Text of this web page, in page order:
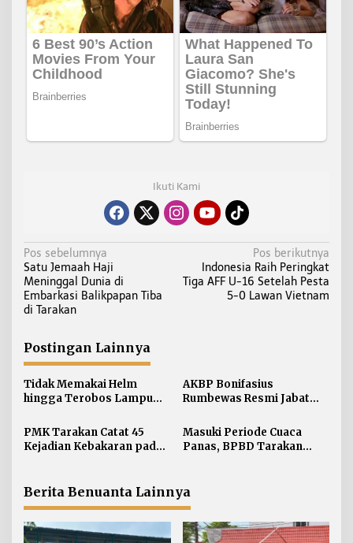
Ikuti Kami
N
a
v
i
a
s
i
p
o
s
Pos sebelumnya
Satu Jemaah Haji
Meninggal Dunia di
Embarkasi Balikpapan Tiba
di Tarakan
Pos berikutnya
Indonesia Raih Peringkat
Tiga AFF U-16 Setelah Pesta
5-0 Lawan Vietnam
Postingan Lainnya
Tidak Memakai Helm
hingga Terobos Lampu
Pelanggaran ETLE di
Tarakan
AKBP Bonifasius
Rumbewas Resmi Jabat
Tegaskan Pelanggaran
Personel Diproses Tanpa
Toleransi
PMK Tarakan Catat 45
Kejadian Kebakaran pada
Masuki Periode Cuaca
Panas, BPBD Tarakan
Berita Benuanta Lainnya